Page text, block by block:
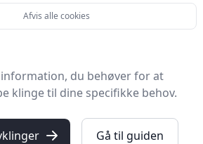
en stiksavklinge kan være
du behøver for at
klinge til dine specifikke behov.
Gå til guiden
Afvis alle cookies